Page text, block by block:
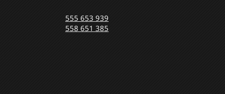
555 653 939
558 651 385